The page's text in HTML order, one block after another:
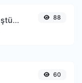
Sayıdan Yazıya Dönüştürücü 88
60